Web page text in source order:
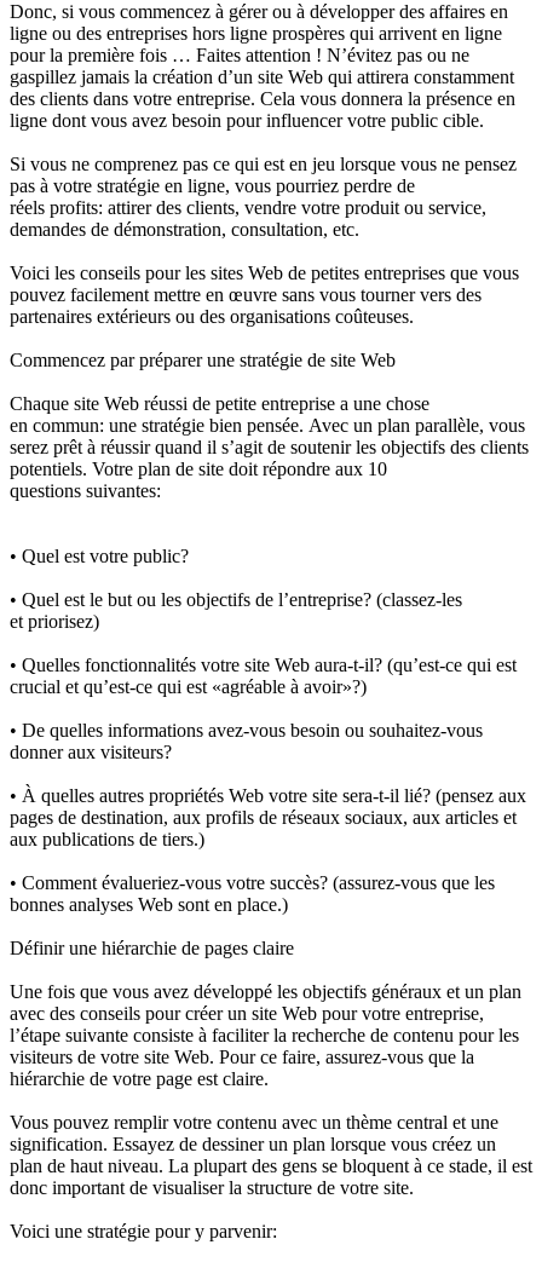
Donc, si vous commencez à gérer ou à développer des affaires en
ligne ou des entreprises hors ligne prospères qui arrivent en ligne
pour la première fois … Faites attention ! N’évitez pas ou ne
gaspillez jamais la création d’un site Web qui attirera constamment
des clients dans votre entreprise. Cela vous donnera la présence en
ligne dont vous avez besoin pour influencer votre public cible.
Si vous ne comprenez pas ce qui est en jeu lorsque vous ne pensez
pas à votre stratégie en ligne, vous pourriez perdre de
réels profits: attirer des clients, vendre votre produit ou service,
demandes de démonstration, consultation, etc.
Voici les conseils pour les sites Web de petites entreprises que vous
pouvez facilement mettre en œuvre sans vous tourner vers des
partenaires extérieurs ou des organisations coûteuses.
Commencez par préparer une stratégie de site Web
Chaque site Web réussi de petite entreprise a une chose
en commun: une stratégie bien pensée. Avec un plan parallèle, vous
serez prêt à réussir quand il s’agit de soutenir les objectifs des clients
potentiels. Votre plan de site doit répondre aux 10
questions suivantes:
• Quel est votre public?
• Quel est le but ou les objectifs de l’entreprise? (classez-les
et priorisez)
• Quelles fonctionnalités votre site Web aura-t-il? (qu’est-ce qui est
crucial et qu’est-ce qui est «agréable à avoir»?)
• De quelles informations avez-vous besoin ou souhaitez-vous
donner aux visiteurs?
• À quelles autres propriétés Web votre site sera-t-il lié? (pensez aux
pages de destination, aux profils de réseaux sociaux, aux articles et
aux publications de tiers.)
• Comment évalueriez-vous votre succès? (assurez-vous que les
bonnes analyses Web sont en place.)
Définir une hiérarchie de pages claire
Une fois que vous avez développé les objectifs généraux et un plan
avec des conseils pour créer un site Web pour votre entreprise,
l’étape suivante consiste à faciliter la recherche de contenu pour les
visiteurs de votre site Web. Pour ce faire, assurez-vous que la
hiérarchie de votre page est claire.
Vous pouvez remplir votre contenu avec un thème central et une
signification. Essayez de dessiner un plan lorsque vous créez un
plan de haut niveau. La plupart des gens se bloquent à ce stade, il est
donc important de visualiser la structure de votre site.
Voici une stratégie pour y parvenir: